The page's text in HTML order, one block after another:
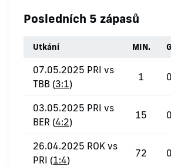
Posledních 5 zápasů
Utkání MIN. G
07.05.2025 PRI vs
TBB (3:1)
1 0
03.05.2025 PRI vs
BER (4:2)
15 0
26.04.2025 ROK vs
PRI (1:4)
72 0